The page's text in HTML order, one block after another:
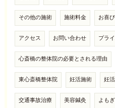
その他の施術 施術料金 お喜
アクセス お問い合わせ プラ
心斎橋の整体院の必要とされる理由
東心斎橋整体院 妊活施術 妊
交通事故治療 美容鍼灸 よも